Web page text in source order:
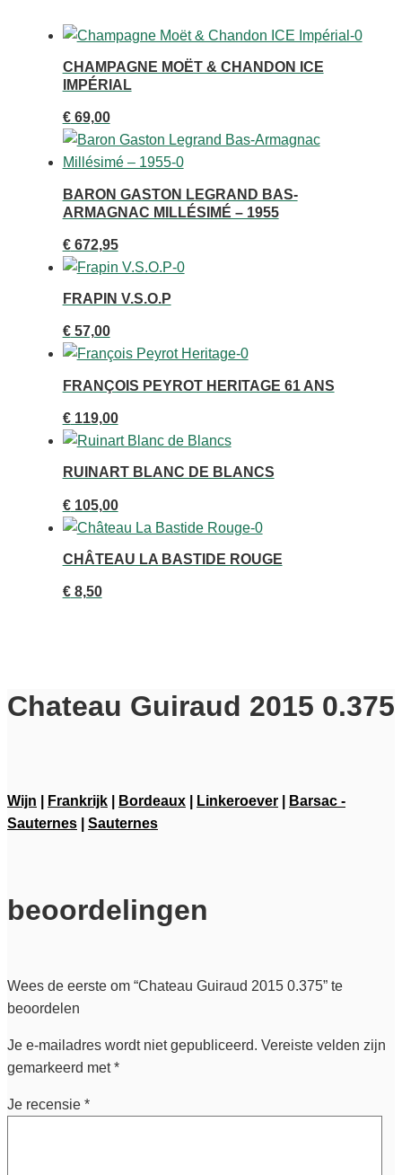
CHAMPAGNE MOËT & CHANDON ICE
IMPÉRIAL
€69,00
BARON GASTON LEGRAND BAS-
ARMAGNAC MILLÉSIMÉ – 1955
€672,95
FRAPIN V.S.O.P
€57,00
FRANÇOIS PEYROT HERITAGE 61 ANS
€119,00
RUINART BLANC DE BLANCS
€105,00
CHÂTEAU LA BASTIDE ROUGE
€8,50
Chateau Guiraud 2015 0.375
Wijn Frankrijk Bordeaux Linkeroever
Barsac -
Sauternes
Sauternes
beoordelingen
Wees de eerste om “Chateau Guiraud 2015 0.375” te
beoordelen
Je e-mailadres wordt niet gepubliceerd. Vereiste velden zijn
gemarkeerd met*
Je recensie *